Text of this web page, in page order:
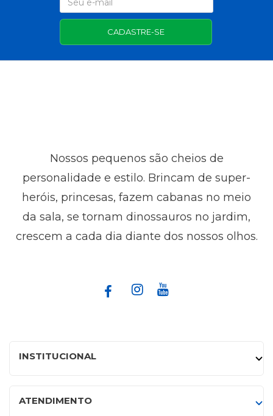
CADASTRE-SE
Nossos pequenos são cheios de
personalidade e estilo. Brincam de super-
heróis, princesas, fazem cabanas no meio
da sala, se tornam dinossauros no jardim,
crescem a cada dia diante dos nossos olhos.
INSTITUCIONAL
ATENDIMENTO